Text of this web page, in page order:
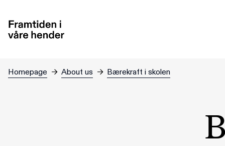
Homepage → About us → Bærekraft i skolen